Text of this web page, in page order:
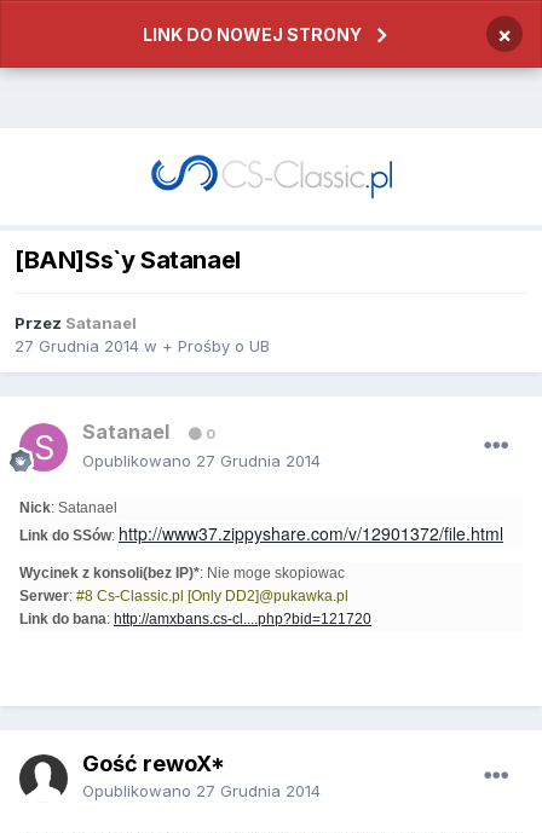
LINK DO NOWEJ STRONY ×
[BAN]Ss`y Satanael
Przez Satanael
27 Grudnia 2014 w + Prośby o UB
Satanael 0
Opublikowano 27 Grudnia 2014
Nick: Satanael
Link do SSów: http://www37.zippyshare.com/v/12901372/file.html
Wycinek z konsoli(bez IP)*: Nie moge skopiowac
Serwer: #8 Cs-Classic.pl [Only DD2]@pukawka.pl
Link do bana: http://amxbans.cs-cl....php?bid=121720
Gość rewoX*
Opublikowano 27 Grudnia 2014